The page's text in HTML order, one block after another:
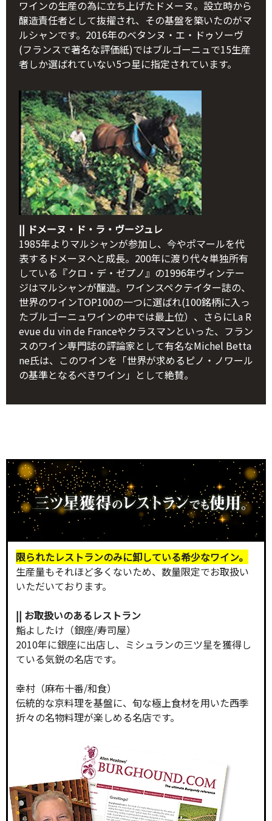
ワインの生産の為に立ち上げたドメーヌ。設立時から
醸造責任者として抜擢され、その基盤を築いたのがマ
ルシャンです。2016年のベタンヌ・エ・ドゥソーヴ
(フランスで著名な評価紙)ではブルゴーニュで15生産
者しか選ばれていない5つ星に指定されています。
|| ドメーヌ・ド・ラ・ヴージュレ
1985年よりマルシャンが参加し、今やポマールを代
表するドメーヌへと成長。200年に渡り代々単独所有
している『クロ・デ・ゼプノ』の1996年ヴィンテー
ジはマルシャンが醸造。ワインスペクテイター誌の、
世界のワインTOP100の一つに選ばれ(100銘柄に入っ
たブルゴーニュワインの中では最上位）、さらにLa R
evue du vin de Franceやクラスマンといった、フラン
スのワイン専門誌の評論家として有名なMichel Betta
ne氏は、このワインを「世界が求めるピノ・ノワール
の基準となるべきワイン」として絶賛。
限られたレストランのみに卸している希少なワイン。
生産量もそれほど多くないため、数量限定でお取扱い
いただいております。
|| お取扱いのあるレストラン
鮨よしたけ（銀座/寿司屋）
2010年に銀座に出店し、ミシュランの三ツ星を獲得し
ている気鋭の名店です。
幸村（麻布十番/和食）
伝統的な京料理を基盤に、旬な極上食材を用いた西季
折々の名物料理が楽しめる名店です。